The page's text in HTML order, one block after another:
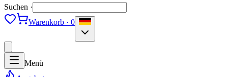
Suchen ·
Warenkorb · 0
Menü